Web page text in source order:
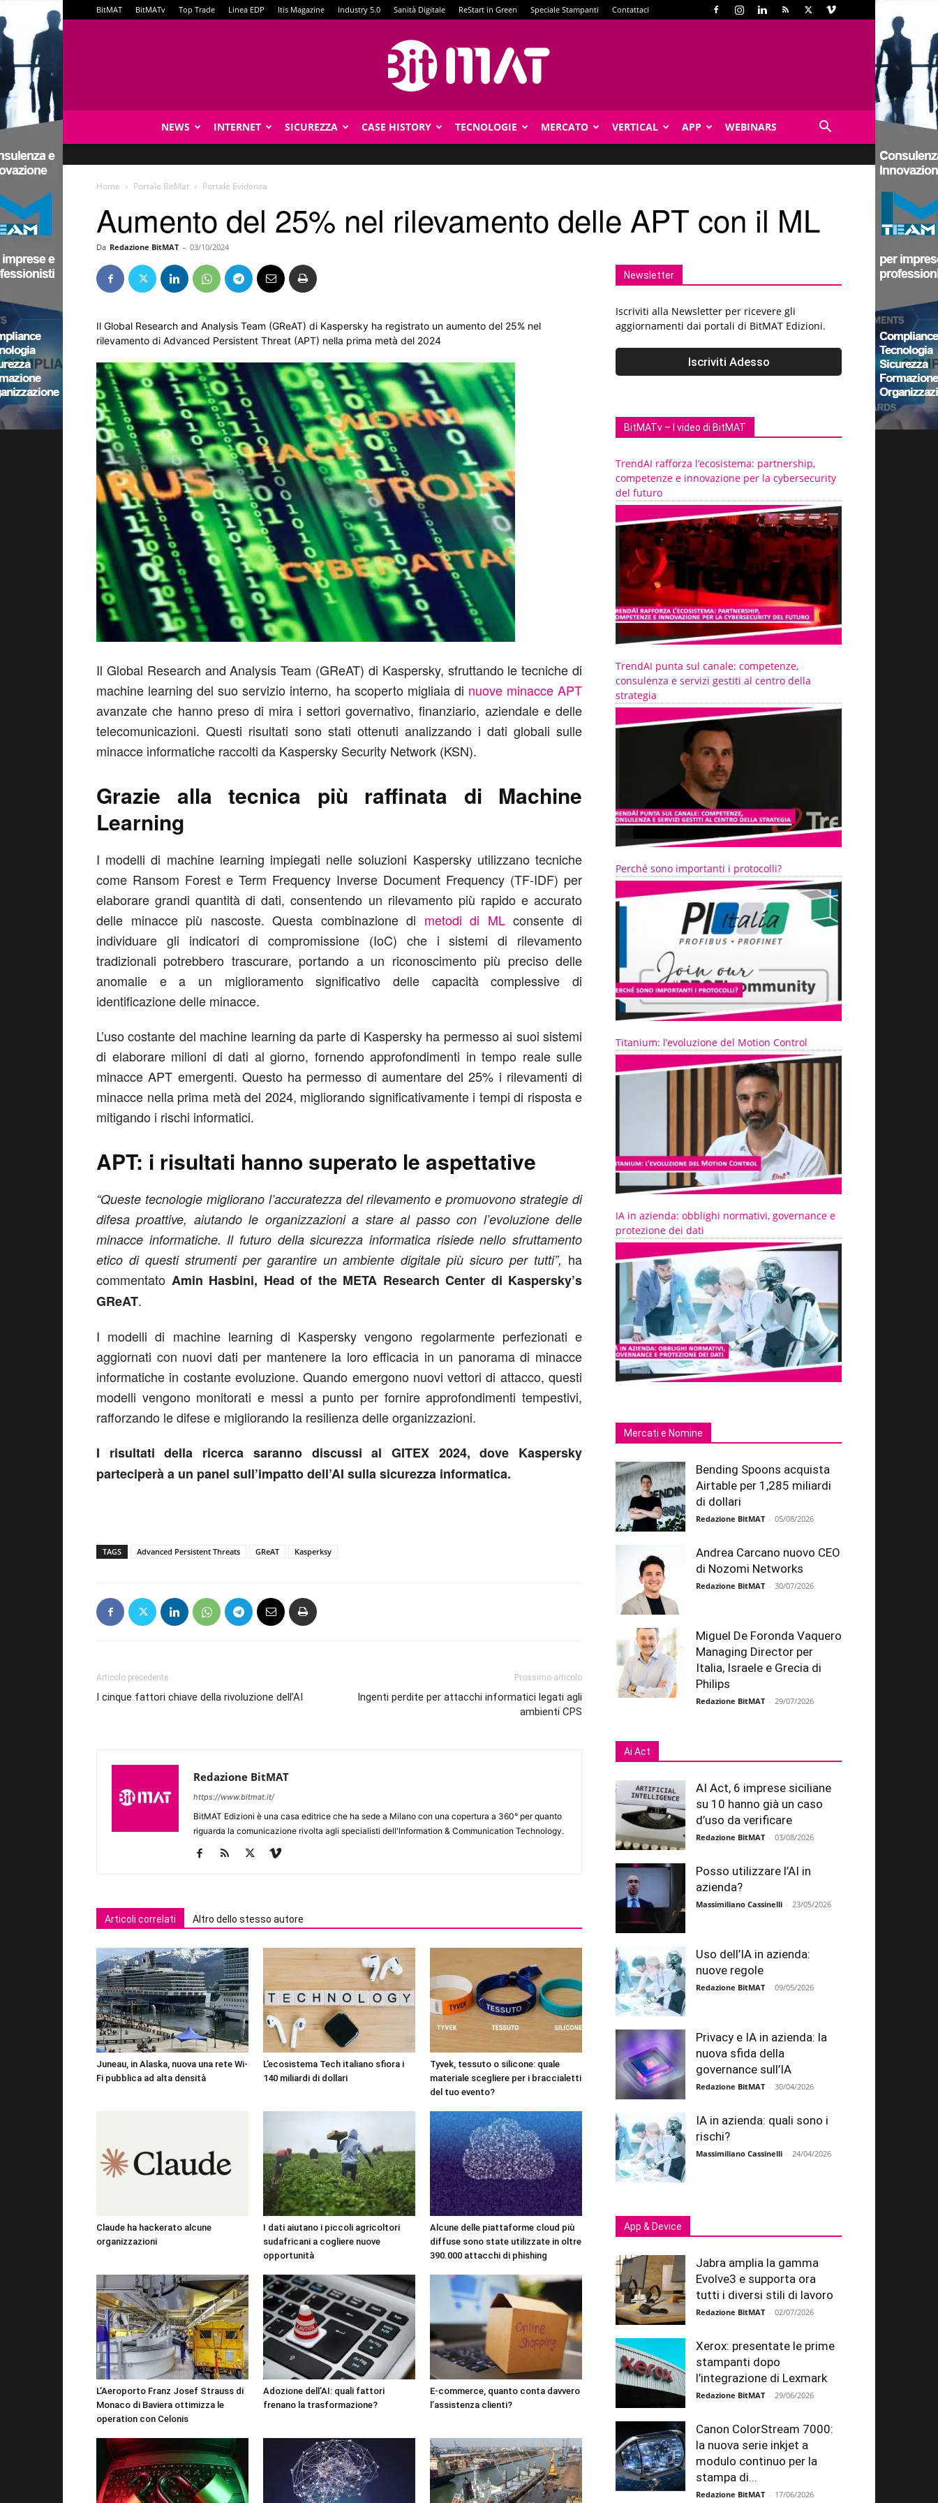
BitMAT BitMATv Top Trade Linea EDP Itis Magazine Industry 5.0 Sanità Digitale ReStart in Green Speciale Stampanti Contattaci
NEWS INTERNET SICUREZZA CASE HISTORY TECNOLOGIE MERCATO VERTICAL APP WEBINARS
Home Portale BitMat Portale Evidenza
Aumento del 25% nel rilevamento delle APT con il ML
Da Redazione BitMAT - 03/10/2024
Il Global Research and Analysis Team (GReAT) di Kaspersky ha registrato un aumento del 25% nel
rilevamento di Advanced Persistent Threat (APT) nella prima metà del 2024
Il Global Research and Analysis Team (GReAT) di Kaspersky, sfruttando le tecniche di
machine learning del suo servizio interno, ha scoperto migliaia di nuove minacce APT
avanzate che hanno preso di mira i settori governativo, finanziario, aziendale e delle
telecomunicazioni. Questi risultati sono stati ottenuti analizzando i dati globali sulle
minacce informatiche raccolti da Kaspersky Security Network (KSN).
Grazie alla tecnica più raffinata di Machine
Learning
I modelli di machine learning impiegati nelle soluzioni Kaspersky utilizzano tecniche
come Ransom Forest e Term Frequency Inverse Document Frequency (TF-IDF) per
elaborare grandi quantità di dati, consentendo un rilevamento più rapido e accurato
delle minacce più nascoste. Questa combinazione di metodi di MLconsente di
individuare gli indicatori di compromissione (IoC) che i sistemi di rilevamento
tradizionali potrebbero trascurare, portando a un riconoscimento più preciso delle
anomalie e a un miglioramento significativo delle capacità complessive di
identificazione delle minacce.
L’uso costante del machine learning da parte di Kaspersky ha permesso ai suoi sistemi
di elaborare milioni di dati al giorno, fornendo approfondimenti in tempo reale sulle
minacce APT emergenti. Questo ha permesso di aumentare del 25% i rilevamenti di
minacce nella prima metà del 2024, migliorando significativamente i tempi di risposta e
mitigando i rischi informatici.
APT: i risultati hanno superato le aspettative
“Queste tecnologie migliorano l’accuratezza del rilevamento e promuovono strategie di
difesa proattive, aiutando le organizzazioni a stare al passo con l’evoluzione delle
minacce informatiche. Il futuro della sicurezza informatica risiede nello sfruttamento
etico di questi strumenti per garantire un ambiente digitale più sicuro per tutti”, ha
commentato Amin Hasbini, Head of the META Research Center di Kaspersky’s
GReAT.
I modelli di machine learning di Kaspersky vengono regolarmente perfezionati e
aggiornati con nuovi dati per mantenere la loro efficacia in un panorama di minacce
informatiche in costante evoluzione. Quando emergono nuovi vettori di attacco, questi
modelli vengono monitorati e messi a punto per fornire approfondimenti tempestivi,
rafforzando le difese e migliorando la resilienza delle organizzazioni.
I risultati della ricerca saranno discussi al GITEX 2024, dove Kaspersky
parteciperà a un panel sull’impatto dell’AI sulla sicurezza informatica.
TAGS Advanced Persistent Threats GReAT Kasperksy
Articolo precedente
I cinque fattori chiave della rivoluzione dell’AI
Prossimo articolo
Ingenti perdite per attacchi informatici legati agli
ambienti CPS
Redazione BitMAT
https://www.bitmat.it/
BitMAT Edizioni è una casa editrice che ha sede a Milano con una copertura a 360° per quanto
riguarda la comunicazione rivolta agli specialisti dell'lnformation & Communication Technology.
Articoli correlati Altro dello stesso autore
Juneau, in Alaska, nuova una rete Wi-
Fi pubblica ad alta densità
L’ecosistema Tech italiano sfiora i
140 miliardi di dollari
Tyvek, tessuto o silicone: quale
materiale scegliere per i braccialetti
del tuo evento?
Claude ha hackerato alcune
organizzazioni
I dati aiutano i piccoli agricoltori
sudafricani a cogliere nuove
opportunità
Alcune delle piattaforme cloud più
diffuse sono state utilizzate in oltre
390.000 attacchi di phishing
L’Aeroporto Franz Josef Strauss di
Monaco di Baviera ottimizza le
operation con Celonis
Adozione dell’AI: quali fattori
frenano la trasformazione?
E-commerce, quanto conta davvero
l’assistenza clienti?
Newsletter
Iscriviti alla Newsletter per ricevere gli
aggiornamenti dai portali di BitMAT Edizioni.
BitMATv – I video di BitMAT
TrendAI rafforza l’ecosistema: partnership,
competenze e innovazione per la cybersecurity
del futuro
TrendAI punta sul canale: competenze,
consulenza e servizi gestiti al centro della
strategia
Perché sono importanti i protocolli?
Titanium: l’evoluzione del Motion Control
IA in azienda: obblighi normativi, governance e
protezione dei dati
Mercati e Nomine
Bending Spoons acquista
Airtable per 1,285 miliardi
di dollari
Redazione BitMAT - 05/08/2026
Andrea Carcano nuovo CEO
di Nozomi Networks
Redazione BitMAT - 30/07/2026
Miguel De Foronda Vaquero
Managing Director per
Italia, Israele e Grecia di
Philips
Redazione BitMAT - 29/07/2026
Ai Act
AI Act, 6 imprese siciliane
su 10 hanno già un caso
d’uso da verificare
Redazione BitMAT - 03/08/2026
Posso utilizzare l’AI in
azienda?
Massimiliano Cassinelli - 23/05/2026
Uso dell’IA in azienda:
nuove regole
Redazione BitMAT - 09/05/2026
Privacy e IA in azienda: la
nuova sfida della
governance sull’IA
Redazione BitMAT - 30/04/2026
IA in azienda: quali sono i
rischi?
Massimiliano Cassinelli - 24/04/2026
App & Device
Jabra amplia la gamma
Evolve3 e supporta ora
tutti i diversi stili di lavoro
Redazione BitMAT - 02/07/2026
Xerox: presentate le prime
stampanti dopo
l’integrazione di Lexmark
Redazione BitMAT - 29/06/2026
Canon ColorStream 7000:
la nuova serie inkjet a
modulo continuo per la
stampa di...
Redazione BitMAT - 17/06/2026